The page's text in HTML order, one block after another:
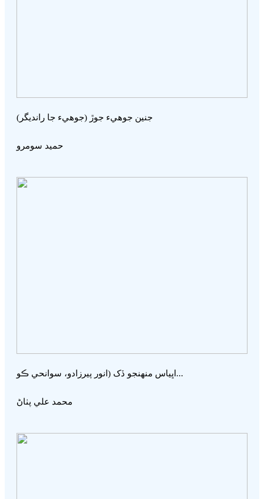
جنين جوھيء جوڙ (جوھيء جا رانديگر)
حميد سومرو
اڀياس منھنجو ڏک (انور پيرزادو، سوانحي ڪو...
محمد علي پٺاڻ